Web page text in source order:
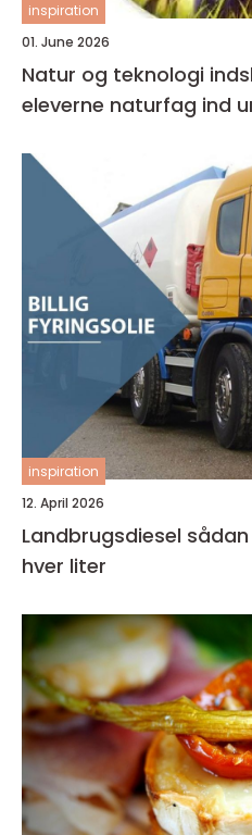
inspiration
01. June 2026
Natur og teknologi
eleverne naturfag ind
inspiration
12. April 2026
Landbrugsdiesel sådan får du mest ud af
hver liter